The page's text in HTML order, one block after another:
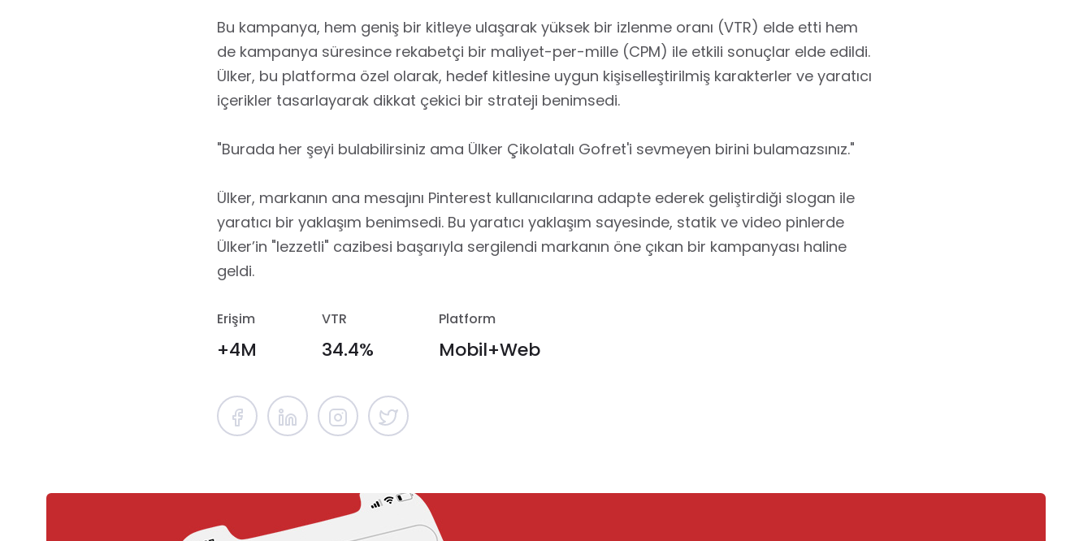
Bu kampanya, hem geniş bir kitleye ulaşarak yüksek bir izlenme oranı (VTR) elde etti hem
de kampanya süresince rekabetçi bir maliyet-per-mille (CPM) ile etkili sonuçlar elde edildi.
Ülker, bu platforma özel olarak, hedef kitlesine uygun kişiselleştirilmiş karakterler ve yaratıcı
içerikler tasarlayarak dikkat çekici bir strateji benimsedi.
"Burada her şeyi bulabilirsiniz ama Ülker Çikolatalı Gofret'i sevmeyen birini bulamazsınız."
Ülker, markanın ana mesajını Pinterest kullanıcılarına adapte ederek geliştirdiği slogan ile
yaratıcı bir yaklaşım benimsedi. Bu yaratıcı yaklaşım sayesinde, statik ve video pinlerde
Ülker’in "lezzetli" cazibesi başarıyla sergilendi markanın öne çıkan bir kampanyası haline
geldi.
Erişim
+4M
VTR
34.4%
Platform
Mobil+Web